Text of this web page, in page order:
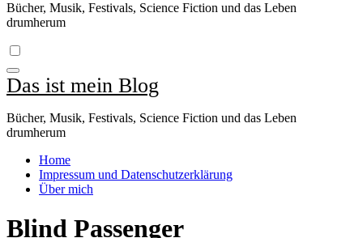
Bücher, Musik, Festivals, Science Fiction und das Leben
drumherum
Das ist mein Blog
Bücher, Musik, Festivals, Science Fiction und das Leben
drumherum
Home
Impressum und Datenschutzerklärung
Über mich
Blind Passenger